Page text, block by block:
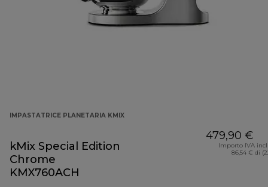
IMPASTATRICE PLANETARIA KMIX
kMix Special Edition
Chrome
KMX760ACH
479,90 €
Importo IVA
86,54 € di